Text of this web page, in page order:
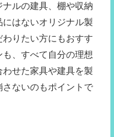
ルの建具、棚や収納
はないオリジナル製
りたい方にもおすす
、すべて自分の理想
せた家具や建具を製
ないのもポイントで